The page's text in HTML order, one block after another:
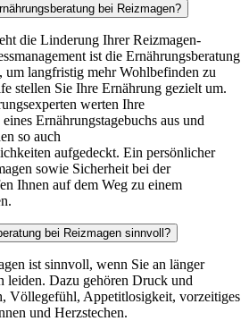
bei Reizmagen?
die Linderung Ihrer Reizmagen-
ist die Ernährungsberatung
langfristig mehr Wohlbefinden zu
stellen Sie Ihre Ernährung gezielt um.
werten Ihre
Ernährungstagebuchs aus und
so auch
aufgedeckt. Ein persönlicher
sowie Sicherheit bei der
Ihnen auf dem Weg zu einem
bei Reizmagen sinnvoll?
ist sinnvoll, wenn Sie an länger
leiden. Dazu gehören Druck und
Völlegefühl, Appetitlosigkeit, vorzeitiges
und Herzstechen.